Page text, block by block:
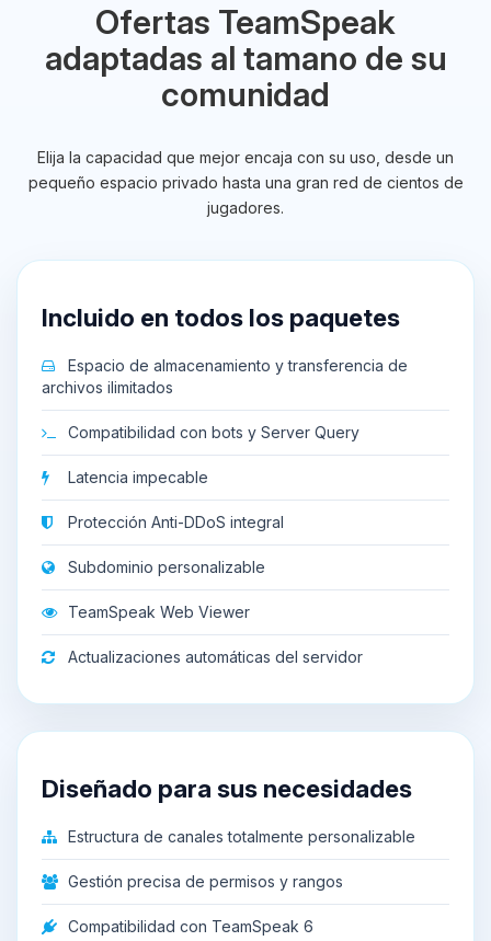
Ofertas TeamSpeak
adaptadas al tamano de su
comunidad
Elija la capacidad que mejor encaja con su uso, desde un
pequeño espacio privado hasta una gran red de cientos de
jugadores.
Incluido en todos los paquetes
Espacio de almacenamiento y transferencia de
archivos ilimitados
Compatibilidad con bots y Server Query
Latencia impecable
Protección Anti-DDoS integral
Subdominio personalizable
TeamSpeak Web Viewer
Actualizaciones automáticas del servidor
Diseñado para sus necesidades
Estructura de canales totalmente personalizable
Gestión precisa de permisos y rangos
Compatibilidad con TeamSpeak 6